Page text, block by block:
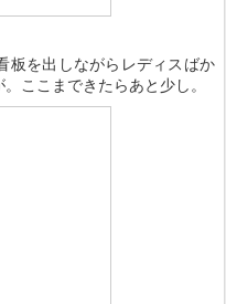
板を出しながらレディスばか
ここまできたらあと少し。